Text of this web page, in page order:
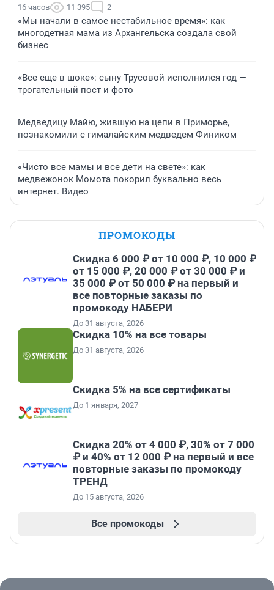
16 часов 11 395 2
«Мы начали в самое нестабильное время»: как
многодетная мама из Архангельска создала свой
бизнес
«Все еще в шоке»: сыну Трусовой исполнился год —
трогательный пост и фото
Медведицу Майю, жившую на цепи в Приморье,
познакомили с гималайским медведем Фиником
«Чисто все мамы и все дети на свете»: как
медвежонок Момота покорил буквально весь
интернет. Видео
ПРОМОКОДЫ
Скидка 6 000 ₽ от 10 000 ₽, 10 000 ₽
от 15 000 ₽, 20 000 ₽ от 30 000 ₽ и
35 000 ₽ от 50 000 ₽ на первый и
все повторные заказы по
промокоду НАБЕРИ
До 31 августа, 2026
Скидка 10% на все товары
До 31 августа, 2026
Скидка 5% на все сертификаты
До 1 января, 2027
Скидка 20% от 4 000 ₽, 30% от 7 000
₽ и 40% от 12 000 ₽ на первый и все
повторные заказы по промокоду
ТРЕНД
До 15 августа, 2026
Все промокоды